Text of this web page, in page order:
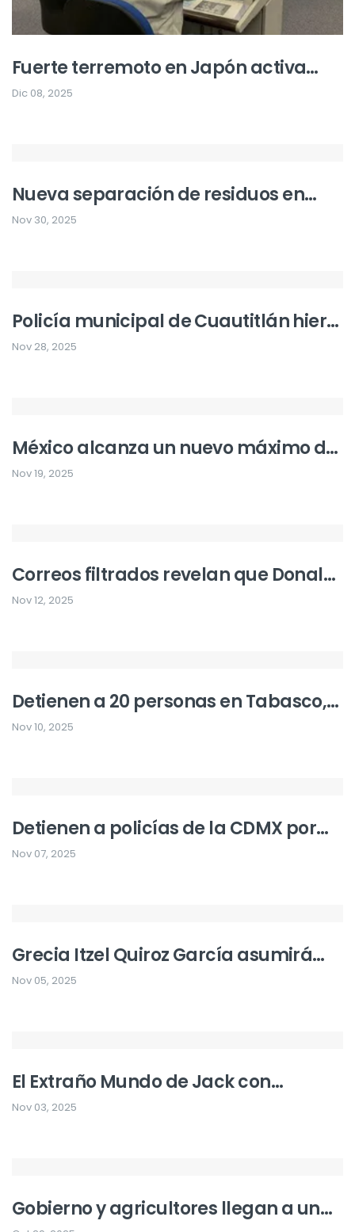
Fuerte terremoto en Japón activa
alerta de tsunami y provoca
Dic 08, 2025
Nueva separación de residuos en
CDMX iniciará el 1 de enero de 2026
Nov 30, 2025
Policía municipal de Cuautitlán hiere
a su pareja y se suicida
Nov 28, 2025
México alcanza un nuevo máximo de
inversión extranjera directa: casi 41
Nov 19, 2025
Correos filtrados revelan que Donald
Trump “sabía de las chicas” de
Nov 12, 2025
Detienen a 20 personas en Tabasco,
incluidas 4 policías y el líder criminal
Nov 10, 2025
Detienen a policías de la CDMX por
muerte de joven en el Centro
Nov 07, 2025
Grecia Itzel Quiroz García asumirá
como alcaldesa de Uruapan tras
Nov 05, 2025
El Extraño Mundo de Jack con
orquesta en vivo llega a la CDMX
Nov 03, 2025
Gobierno y agricultores llegan a un